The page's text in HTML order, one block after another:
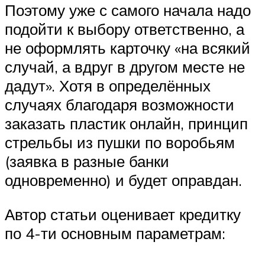
Поэтому уже с самого начала надо
подойти к выбору ответственно, а
не оформлять карточку «на всякий
случай, а вдруг в другом месте не
дадут». Хотя в определённых
случаях благодаря возможности
заказать пластик онлайн, принцип
стрельбы из пушки по воробьям
(заявка в разные банки
одновременно) и будет оправдан.
Автор статьи оценивает кредитку
по 4-ти основным параметрам: